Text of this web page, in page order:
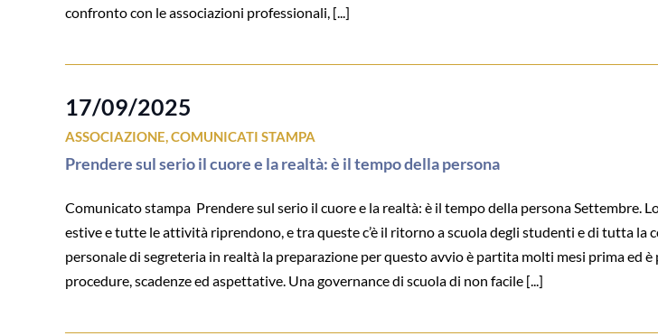
confronto con le associazioni professionali, [...]
17/09/2025
ASSOCIAZIONE,COMUNICATI STAMPA
Prendere sul serio il cuore e la realtà: è il tempo della persona
Comunicato stampa Prendere sul serio il cuore e la realtà: è il tempo della persona Settembre.
estive e tutte le attività riprendono, e tra queste c’è il ritorno a scuola degli studenti e di tutta
personale di segreteria in realtà la preparazione per questo avvio è partita molti mesi prima ed
procedure, scadenze ed aspettative. Una governance di scuola di non facile [...]